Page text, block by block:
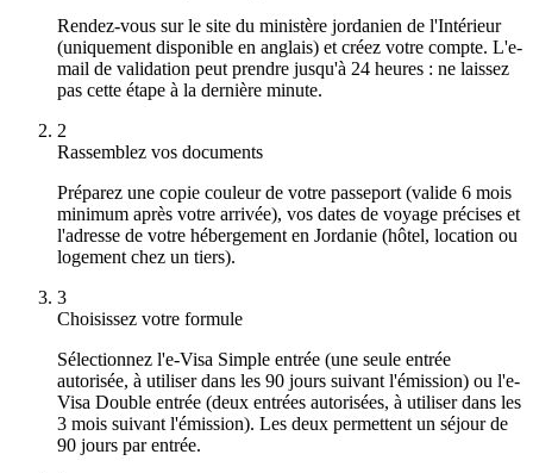
Rendez-vous sur le site du ministère jordanien de l'Intérieur
(uniquement disponible en anglais) et créez votre compte. L'e-
mail de validation peut prendre jusqu'à 24 heures : ne laissez
pas cette étape à la dernière minute.
2
Rassemblez vos documents
Préparez une copie couleur de votre passeport (valide 6 mois
minimum après votre arrivée), vos dates de voyage précises et
l'adresse de votre hébergement en Jordanie (hôtel, location ou
logement chez un tiers).
3
Choisissez votre formule
Sélectionnez l'e-Visa Simple entrée (une seule entrée
autorisée, à utiliser dans les 90 jours suivant l'émission) ou l'e-
Visa Double entrée (deux entrées autorisées, à utiliser dans les
3 mois suivant l'émission). Les deux permettent un séjour de
90 jours par entrée.